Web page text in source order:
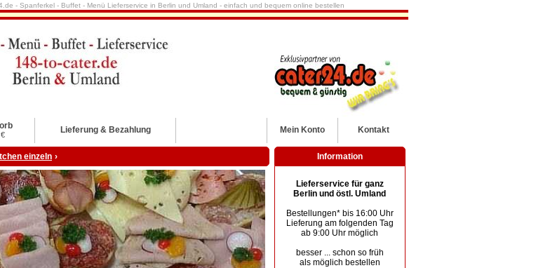
- Spanferkel - Buffet - Menü Lieferservice in Berlin und Umland - einfach und bequem online bestellen
Lieferung & Bezahlung Kontakt
Mein Konto
einzeln › Information
Lieferservice für ganz
Berlin und östl. Umland
Bestellungen* bis 16:00 Uhr
Lieferung am folgenden Tag
ab 9:00 Uhr möglich
besser ... schon so früh
als möglich bestellen